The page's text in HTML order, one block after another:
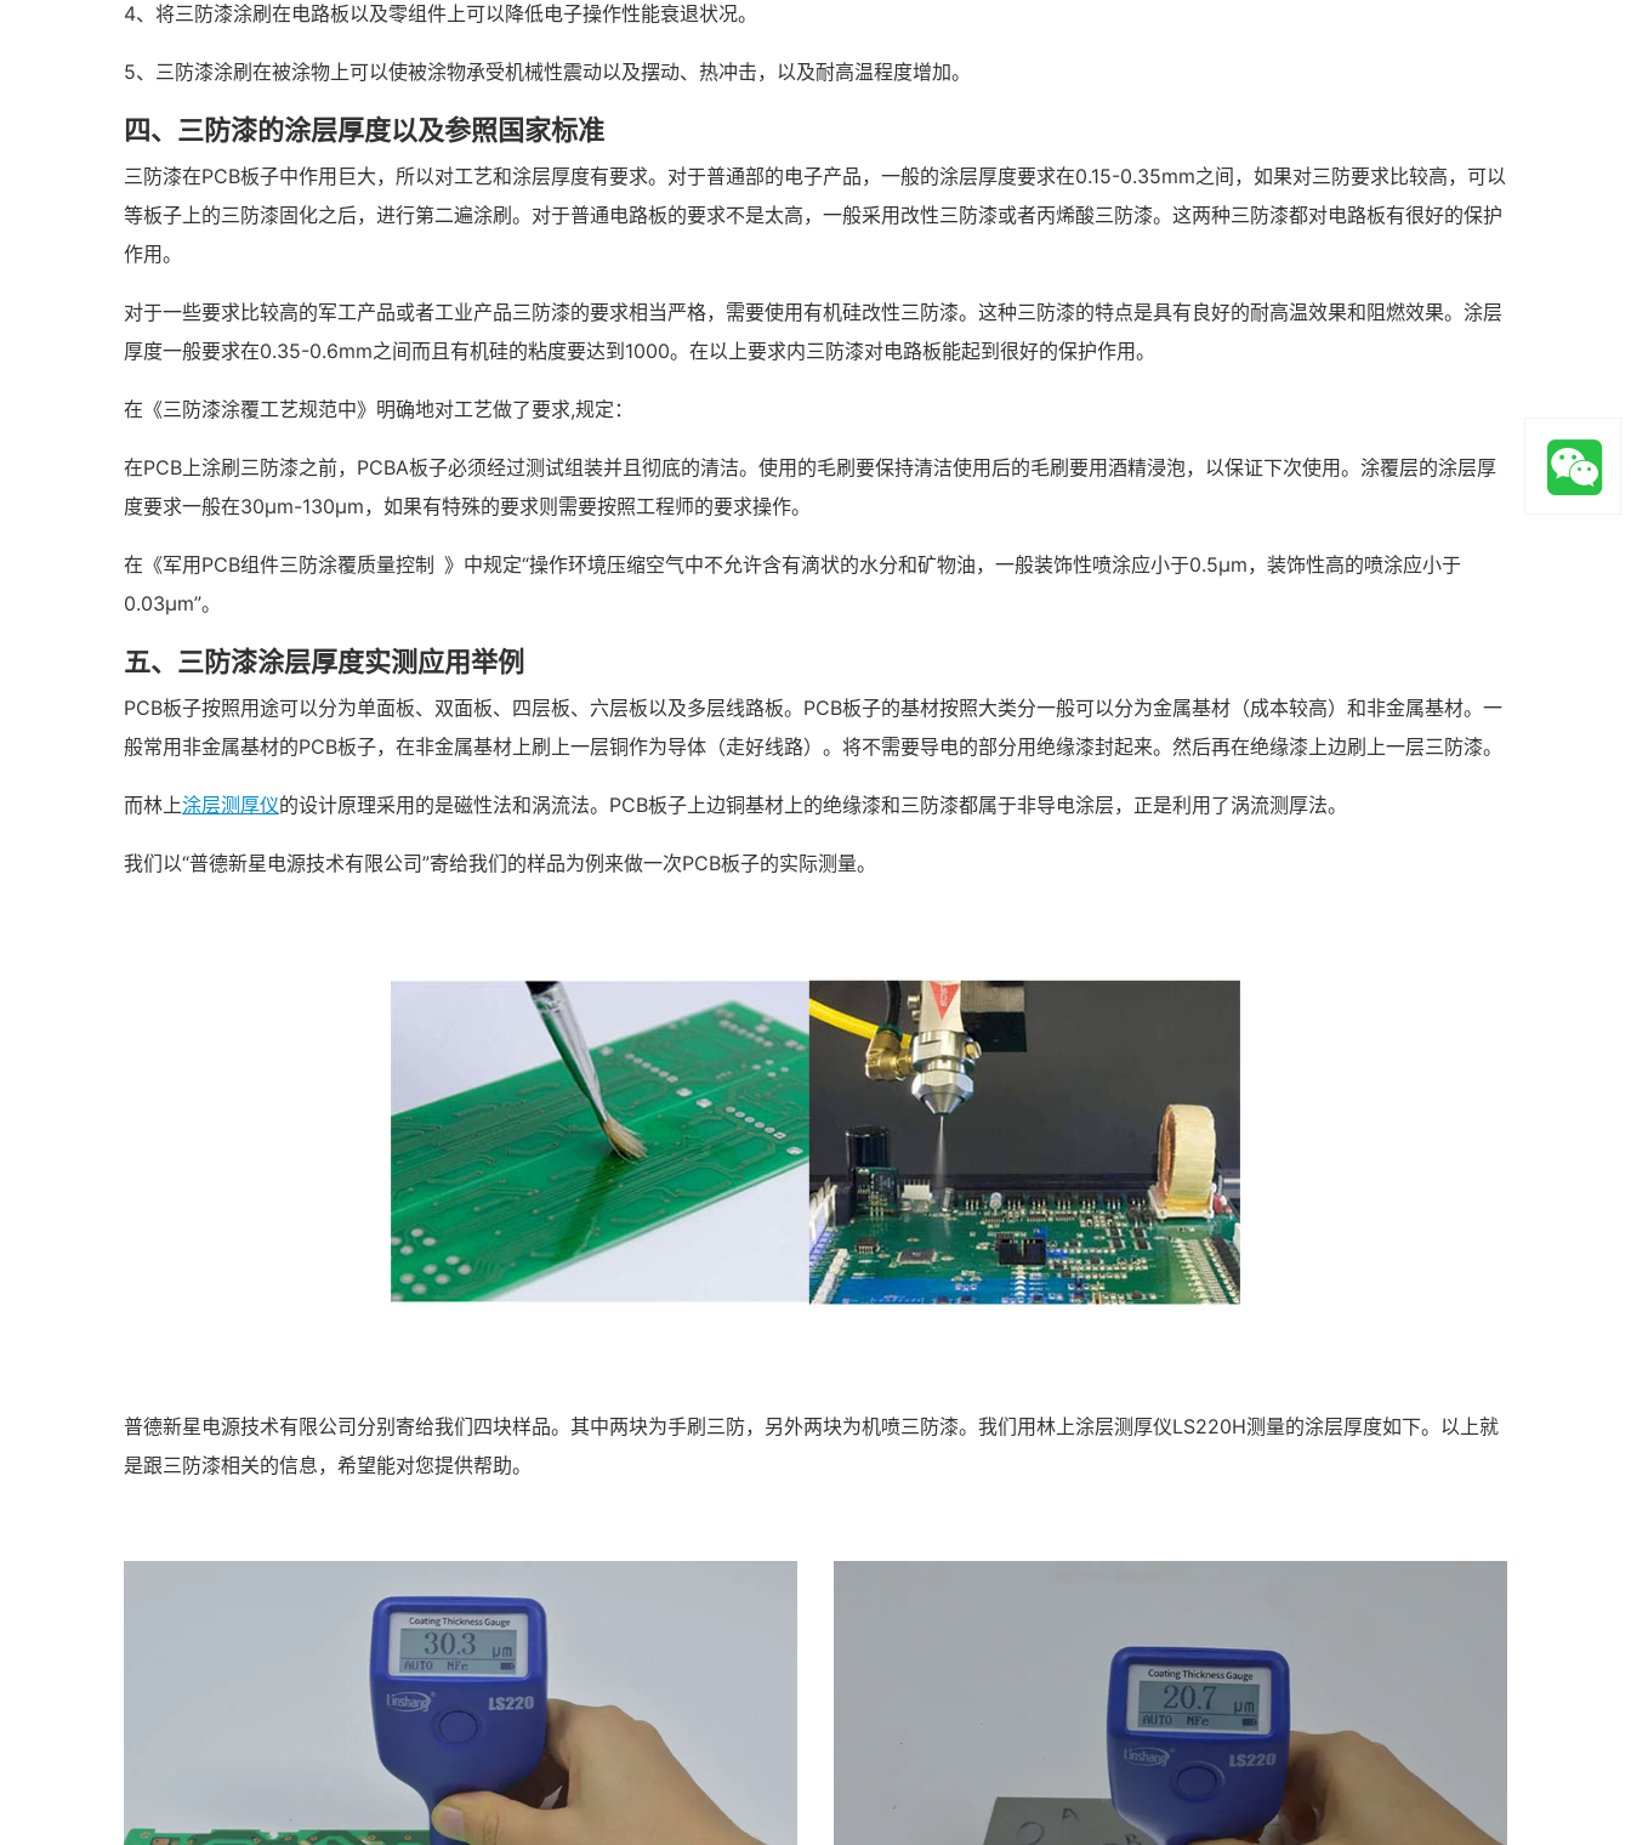
4、将三防漆涂刷在电路板以及零组件上可以降低电子操作性能衰退状况。
5、三防漆涂刷在被涂物上可以使被涂物承受机械性震动以及摆动、热冲击，以及耐高温程度增加。
四、三防漆的涂层厚度以及参照国家标准
三防漆在PCB板子中作用巨大，所以对工艺和涂层厚度有要求。对于普通部的电子产品，一般的涂层厚度要求在0.15-0.35mm之间，如果对三防要求比较高，可以
等板子上的三防漆固化之后，进行第二遍涂刷。对于普通电路板的要求不是太高，一般采用改性三防漆或者丙烯酸三防漆。这两种三防漆都对电路板有很好的保护
作用。
对于一些要求比较高的军工产品或者工业产品三防漆的要求相当严格，需要使用有机硅改性三防漆。这种三防漆的特点是具有良好的耐高温效果和阻燃效果。涂层
厚度一般要求在0.35-0.6mm之间而且有机硅的粘度要达到1000。在以上要求内三防漆对电路板能起到很好的保护作用。
在《三防漆涂覆工艺规范中》明确地对工艺做了要求,规定：
在PCB上涂刷三防漆之前，PCBA板子必须经过测试组装并且彻底的清洁。使用的毛刷要保持清洁使用后的毛刷要用酒精浸泡，以保证下次使用。涂覆层的涂层厚
度要求一般在30μm-130μm，如果有特殊的要求则需要按照工程师的要求操作。
在《军用PCB组件三防涂覆质量控制 》中规定“操作环境压缩空气中不允许含有滴状的水分和矿物油，一般装饰性喷涂应小于0.5μm，装饰性高的喷涂应小于
0.03μm”。
五、三防漆涂层厚度实测应用举例
PCB板子按照用途可以分为单面板、双面板、四层板、六层板以及多层线路板。PCB板子的基材按照大类分一般可以分为金属基材（成本较高）和非金属基材。一
般常用非金属基材的PCB板子，在非金属基材上刷上一层铜作为导体（走好线路）。将不需要导电的部分用绝缘漆封起来。然后再在绝缘漆上边刷上一层三防漆。
而林上涂层测厚仪的设计原理采用的是磁性法和涡流法。PCB板子上边铜基材上的绝缘漆和三防漆都属于非导电涂层，正是利用了涡流测厚法。
我们以“普德新星电源技术有限公司”寄给我们的样品为例来做一次PCB板子的实际测量。
普德新星电源技术有限公司分别寄给我们四块样品。其中两块为手刷三防，另外两块为机喷三防漆。我们用林上涂层测厚仪LS220H测量的涂层厚度如下。以上就
是跟三防漆相关的信息，希望能对您提供帮助。